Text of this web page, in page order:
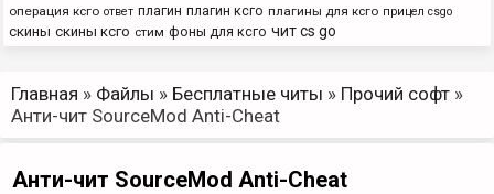
операция ксго ответ плагин плагин ксго плагины для ксго прицел csgo
скины скины ксго стим фоны для ксго чит cs go
Главная » Файлы » Бесплатные читы » Прочий софт »
Анти-чит SourceMod Anti-Cheat
Анти-чит SourceMod Anti-Cheat